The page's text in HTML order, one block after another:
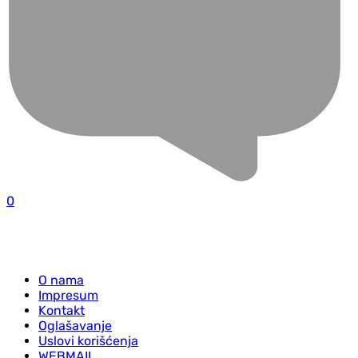
0
O nama
Impresum
Kontakt
Oglašavanje
Uslovi korišćenja